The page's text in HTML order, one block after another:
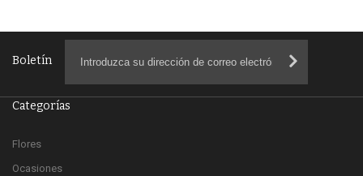
Boletín
Categorías
Flores
Ocasiones